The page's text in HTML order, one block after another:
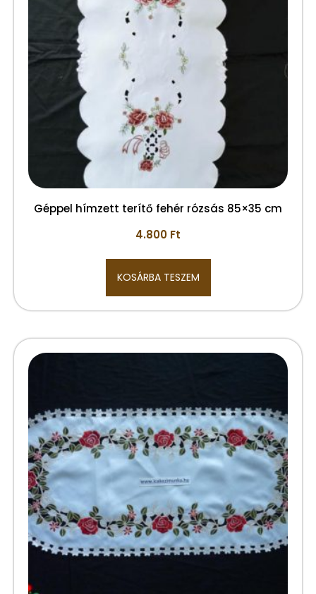
Géppel hímzett terítő fehér rózsás 85×35 cm
4.800 Ft
KOSÁRBA TESZEM